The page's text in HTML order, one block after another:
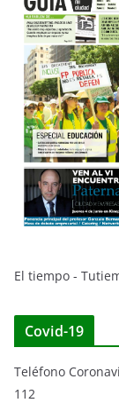
El tiempo -
Covid-19
Teléfono
112